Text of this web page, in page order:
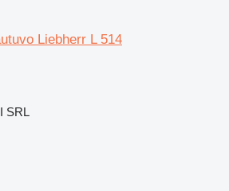
Liebherr L 514
SRL